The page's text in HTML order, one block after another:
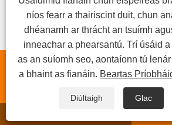
níos fearr a thairiscint duit, chun
dhéanamh ar thrácht an tsuímh
inneachar a phearsantú. Trí úsáid
as an suíomh seo, aontaíonn tú
a bhaint as fianáin. Beartas
Diúltaigh Glac
Cóipcheart © 2023 Wuxi Xuetao Group
measctha asfalt, umar stórála biotúman,
Gach ceart ar cosaint.